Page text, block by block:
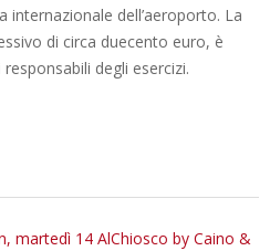
internazionale dell’aeroporto. La
di circa duecento euro, è
degli esercizi.
martedì 14 AlChiosco by Caino &